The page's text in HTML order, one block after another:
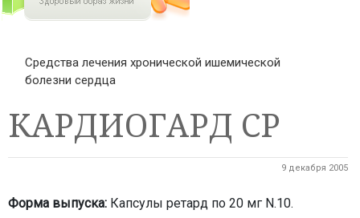
Средства лечения хронической ишемической
болезни сердца
КАРДИОГАРД СР
9 декабря 2005
Форма выпуска: Капсулы ретард по 20 мг N.10.